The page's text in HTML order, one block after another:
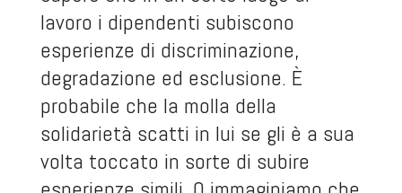
lavoro i dipendenti subiscono
esperienze di discriminazione,
degradazione ed esclusione. È
probabile che la molla della
solidarietà scatti in lui se gli è a sua
volta toccato in sorte di subire